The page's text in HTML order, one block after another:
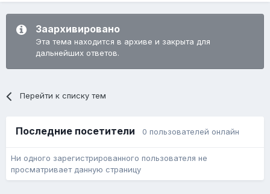
Заархивировано
Эта тема находится в архиве и закрыта для
дальнейших ответов.
Перейти к списку тем
Последние посетители 0 пользователей онлайн
Ни одного зарегистрированного пользователя не
просматривает данную страницу